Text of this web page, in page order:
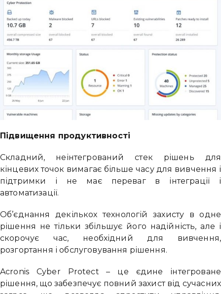
Підвищення продуктивності
Складний, неінтегрований стек рішень для
кінцевих точок вимагає більше часу для вивчення і
підтримки і не має переваг в інтеграції і
автоматизації.
Об’єднання декількох технологій захисту в одне
рішення не тільки збільшує його надійність, але і
скорочує час, необхідний для вивчення,
розгортання і обслуговування рішення.
Acronis Cyber ​​Protect – це єдине інтегроване
рішення, що забезпечує повний захист від сучасних